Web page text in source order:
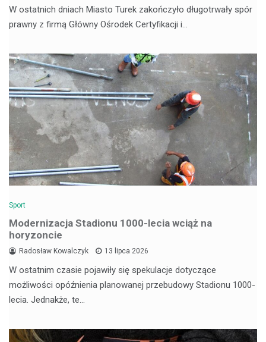
W ostatnich dniach Miasto Turek zakończyło długotrwały spór
prawny z firmą Główny Ośrodek Certyfikacji i…
Sport
Modernizacja Stadionu 1000-lecia wciąż na
horyzoncie
Radosław Kowalczyk 13 lipca 2026
W ostatnim czasie pojawiły się spekulacje dotyczące
możliwości opóźnienia planowanej przebudowy Stadionu 1000-
lecia. Jednakże, te…